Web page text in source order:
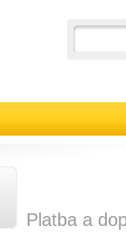
Platba a